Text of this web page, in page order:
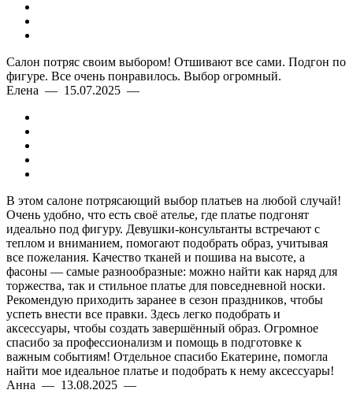
Салон потряс своим выбором! Отшивают все сами. Подгон по
фигуре. Все очень понравилось. Выбор огромный.
Елена — 15.07.2025 —
В этом салоне потрясающий выбор платьев на любой случай!
Очень удобно, что есть своё ателье, где платье подгонят
идеально под фигуру. Девушки-консультанты встречают с
теплом и вниманием, помогают подобрать образ, учитывая
все пожелания. Качество тканей и пошива на высоте, а
фасоны — самые разнообразные: можно найти как наряд для
торжества, так и стильное платье для повседневной носки.
Рекомендую приходить заранее в сезон праздников, чтобы
успеть внести все правки. Здесь легко подобрать и
аксессуары, чтобы создать завершённый образ. Огромное
спасибо за профессионализм и помощь в подготовке к
важным событиям! Отдельное спасибо Екатерине, помогла
найти мое идеальное платье и подобрать к нему аксессуары!
Анна — 13.08.2025 —